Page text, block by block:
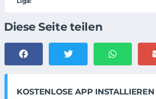
Diese Seite teilen
KOSTENLOSE APP INSTALLIEREN